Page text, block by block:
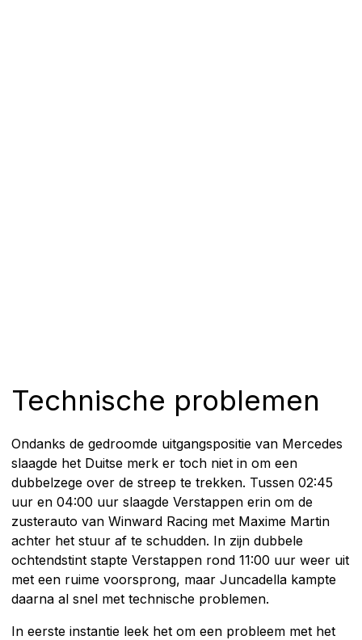
Technische problemen
Ondanks de gedroomde uitgangspositie van Mercedes
slaagde het Duitse merk er toch niet in om een
dubbelzege over de streep te trekken. Tussen 02:45
uur en 04:00 uur slaagde Verstappen erin om de
zusterauto van Winward Racing met Maxime Martin
achter het stuur af te schudden. In zijn dubbele
ochtendstint stapte Verstappen rond 11:00 uur weer uit
met een ruime voorsprong, maar Juncadella kampte
daarna al snel met technische problemen.
In eerste instantie leek het om een probleem met het